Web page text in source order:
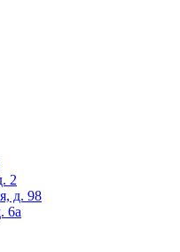
2
д. 98
6а